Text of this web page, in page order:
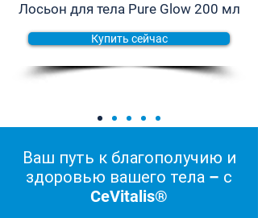
Лосьон для тела Pure Glow 200 мл
Купить сейчас
Ваш путь к благополучию и
здоровью вашего тела – с
CeVitalis®